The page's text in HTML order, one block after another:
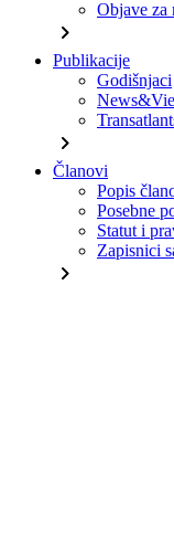
Objave za
chevron_right
Publikacije
Godišnjaci
chevron_right
Članovi
Popis
Posebne
Statut i
Zapisnici
chevron_right